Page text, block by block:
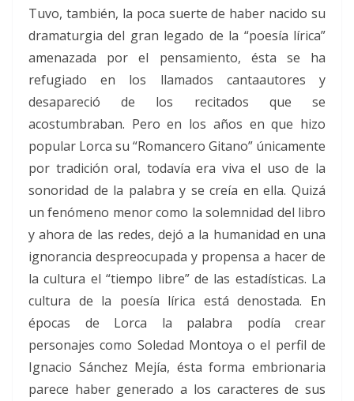
Tuvo, también, la poca suerte de haber nacido su
dramaturgia del gran legado de la “poesía lírica”
amenazada por el pensamiento, ésta se ha
refugiado en los llamados cantaautores y
desapareció de los recitados que se
acostumbraban. Pero en los años en que hizo
popular Lorca su “Romancero Gitano” únicamente
por tradición oral, todavía era viva el uso de la
sonoridad de la palabra y se creía en ella. Quizá
un fenómeno menor como la solemnidad del libro
y ahora de las redes, dejó a la humanidad en una
ignorancia despreocupada y propensa a hacer de
la cultura el “tiempo libre” de las estadísticas. La
cultura de la poesía lírica está denostada. En
épocas de Lorca la palabra podía crear
personajes como Soledad Montoya o el perfil de
Ignacio Sánchez Mejía, ésta forma embrionaria
parece haber generado a los caracteres de sus